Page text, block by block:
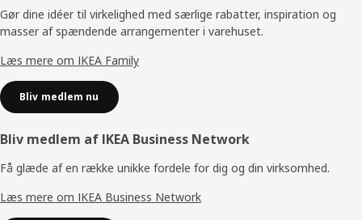
Gør dine idéer til virkelighed med særlige rabatter, inspiration og
masser af spændende arrangementer i varehuset.
Læs mere om IKEA Family
Bliv medlem nu
Bliv medlem af IKEA Business Network
Få glæde af en række unikke fordele for dig og din virksomhed.
Læs mere om IKEA Business Network